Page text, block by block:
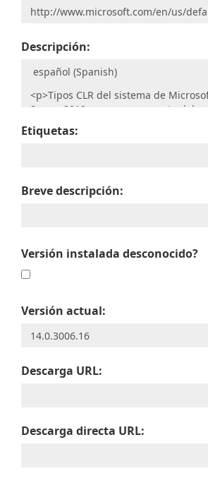
Descripción:
Etiquetas:
Breve descripción:
Versión instalada desconocido?
Versión actual:
Descarga URL:
Descarga directa URL: